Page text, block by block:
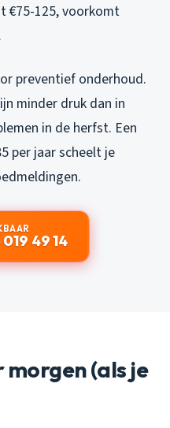
€75-125, voorkomt
preventief onderhoud.
minder druk dan in
in de herfst. Een
per jaar scheelt je
49 14
morgen (als je